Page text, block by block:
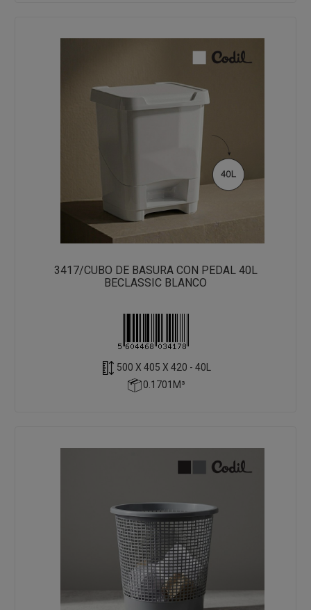
3417/CUBO DE BASURA CON PEDAL 40L
BECLASSIC BLANCO
500 X 405 X 420 - 40L
0.1701M³